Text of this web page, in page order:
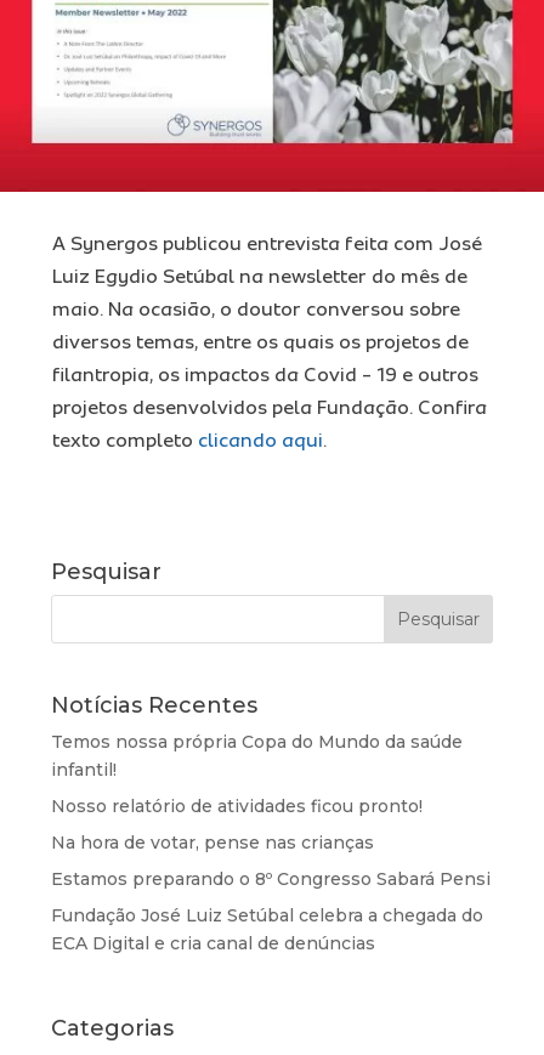
A Synergos publicou entrevista feita com José
Luiz Egydio Setúbal na newsletter do mês de
maio. Na ocasião, o doutor conversou sobre
diversos temas, entre os quais os projetos de
filantropia, os impactos da Covid - 19 e outros
projetos desenvolvidos pela Fundação. Confira
texto completo clicando aqui.
Pesquisar
Notícias Recentes
Temos nossa própria Copa do Mundo da saúde
infantil!
Nosso relatório de atividades ficou pronto!
Na hora de votar, pense nas crianças
Estamos preparando o 8º Congresso Sabará Pensi
Fundação José Luiz Setúbal celebra a chegada do
ECA Digital e cria canal de denúncias
Categorias